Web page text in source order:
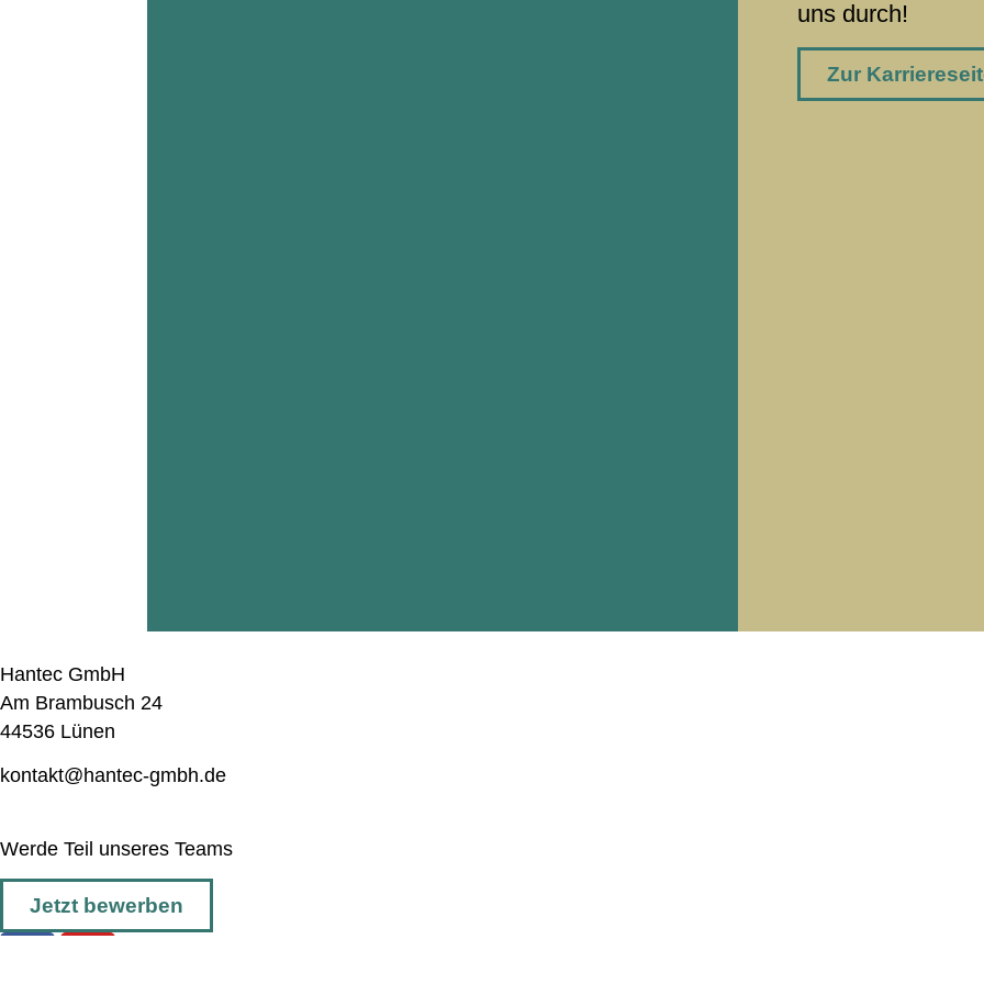
uns durch!
Zur
Hantec GmbH
Am Brambusch 24
44536 Lünen
kontakt@hantec-gmbh.de
Werde Teil unseres Teams
Jetzt bewerben